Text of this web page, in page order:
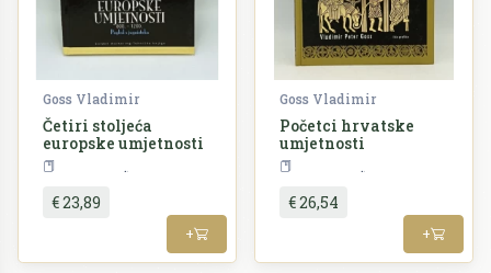
Goss Vladimir
Četiri stoljeća
europske umjetnosti
€ 23,89
+
Goss Vladimir
Početci hrvatske
umjetnosti
€ 26,54
+